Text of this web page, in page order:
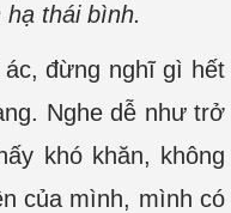
thái bình.
đừng nghĩ gì hết
Nghe dễ như trở
khó khăn, không
của mình, mình có